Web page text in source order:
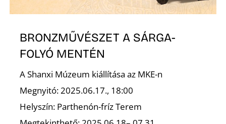
BRONZMŰVÉSZET A SÁRGA-
FOLYÓ MENTÉN
A Shanxi Múzeum kiállítása az MKE-n
Megnyitó: 2025.06.17., 18:00
Helyszín: Parthenón-fríz Terem